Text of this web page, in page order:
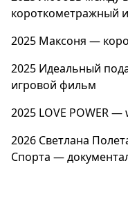
короткометражный
2025 Максоня —
2025 Идеальный
игровой фильм
2025 LOVE POWER—
2026 Светлана
Спорта —